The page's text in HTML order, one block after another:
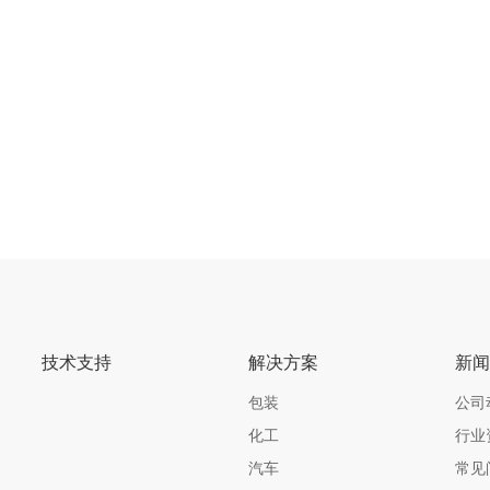
技术支持 解决方案
包装
化工
汽车
新
公
行
常